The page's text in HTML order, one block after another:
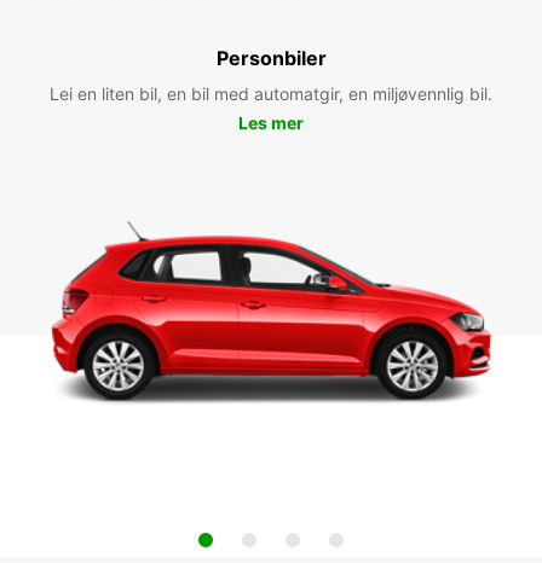
Personbiler
Lei en liten bil, en bil med automatgir, en miljøvennlig bil.
Les mer